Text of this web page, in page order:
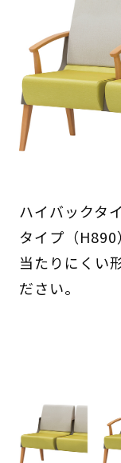
ハイバックタ
タイプ（
当たりにくい
ださい。